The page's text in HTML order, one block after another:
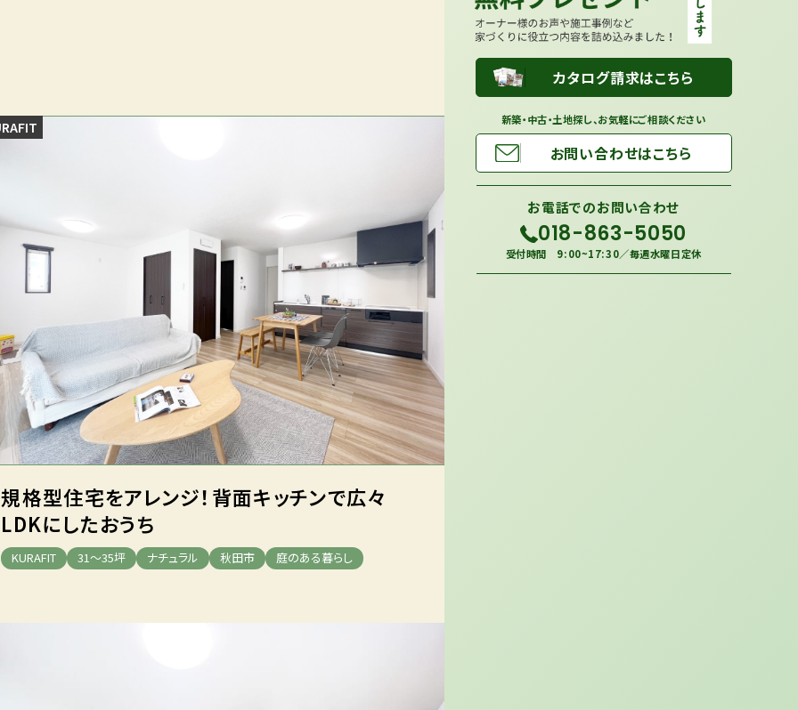
カタログ請求はこちら
新築・中古・土地探し、お気軽にご相談ください
お問い合わせはこちら
お電話でのお問い合わせ
018-863-5050
受付時間 9:00~17:30／毎週水曜日定休
規格型住宅をアレンジ！ 背面キッチンで広々
LDKにしたおうち
KURAFIT 31～35坪 ナチュラル 秋田市 庭のある暮らし